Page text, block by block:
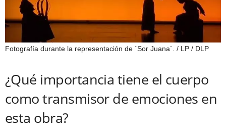
Fotografía durante la representación de `Sor Juana´. / LP / DLP
¿Qué importancia tiene el cuerpo
como transmisor de emociones en
esta obra?